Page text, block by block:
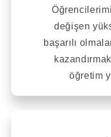
değişen
başarılı
öğretim